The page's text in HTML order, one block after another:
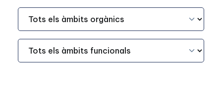
Àmbit Funcional
Àmbit Funcional